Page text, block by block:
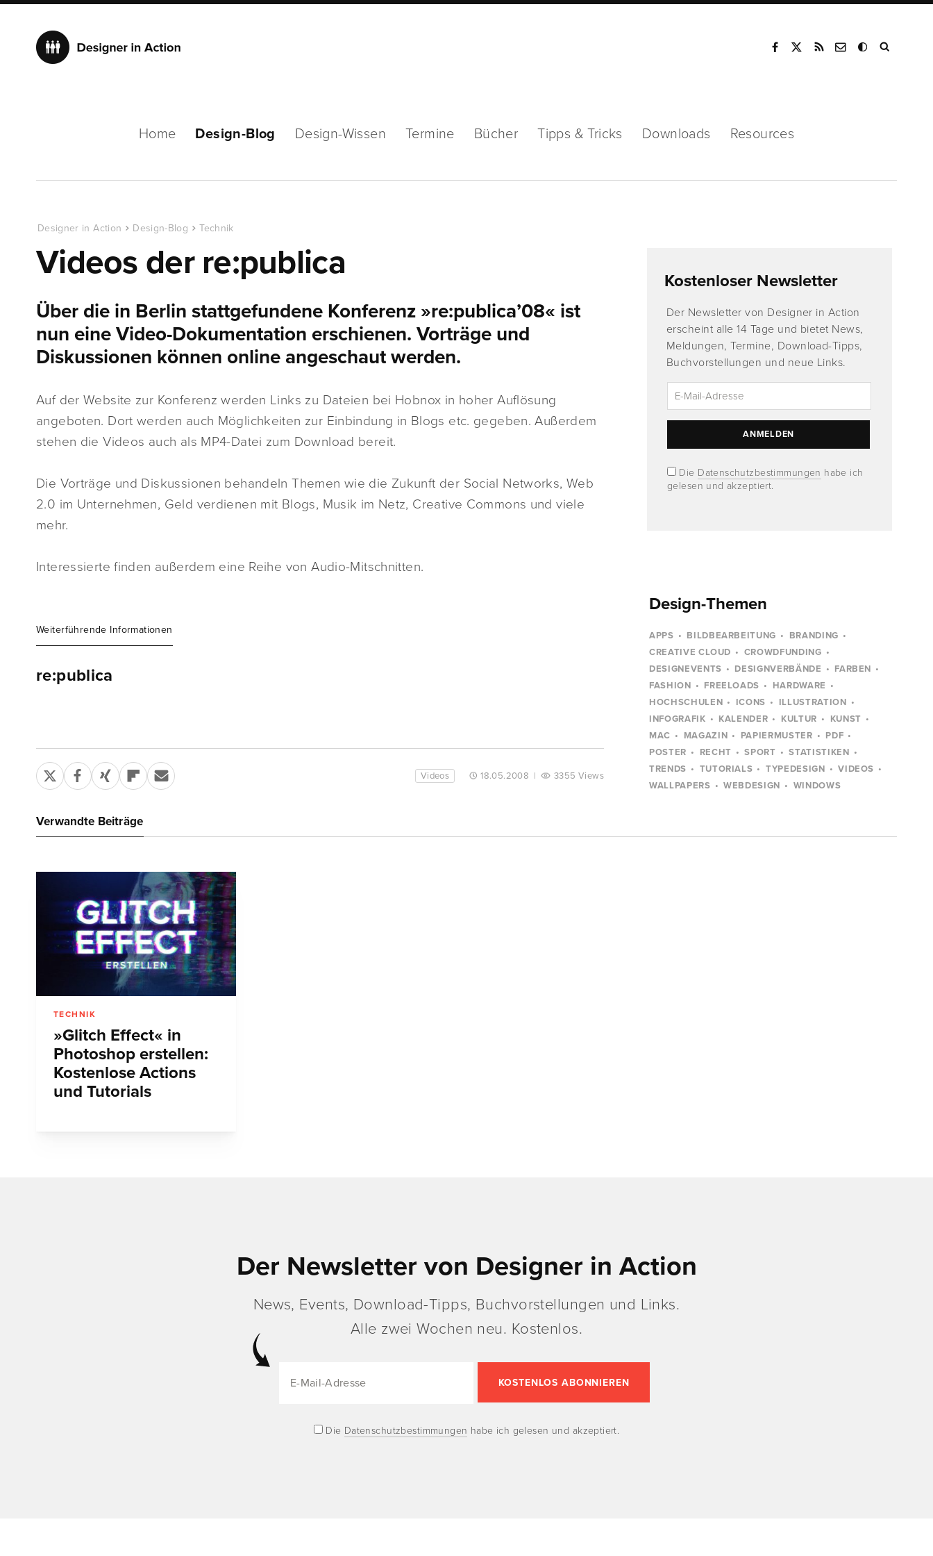
Home Design-Blog Design-Wissen Termine Bücher Tipps & Tricks Downloads Resources
Designer in Action Design-Blog Technik
Videos der re:publica
Über die in Berlin stattgefundene Konferenz »re:publica’08« ist
nun eine Video-Dokumentation erschienen. Vorträge und
Diskussionen können online angeschaut werden.
Auf der Website zur Konferenz werden Links zu Dateien bei Hobnox in hoher Auflösung
angeboten. Dort werden auch Möglichkeiten zur Einbindung in Blogs etc. gegeben. Außerdem
stehen die Videos auch als MP4-Datei zum Download bereit.
Die Vorträge und Diskussionen behandeln Themen wie die Zukunft der Social Networks, Web
2.0 im Unternehmen, Geld verdienen mit Blogs, Musik im Netz, Creative Commons und viele
mehr.
Interessierte finden außerdem eine Reihe von Audio-Mitschnitten.
Weiterführende Informationen
re:publica
Videos 18.05.2008 | 3355 Views
Kostenloser Newsletter
Der Newsletter von Designer in Action
erscheint alle 14 Tage und bietet News,
Meldungen, Termine, Download-Tipps,
Buchvorstellungen und neue Links.
Die Datenschutzbestimmungen habe ich
gelesen und akzeptiert.
Design-Themen
APPS BILDBEARBEITUNG
BRANDING
CREATIVE CLOUD
CROWDFUNDING
DESIGNEVENTS
DESIGNVERBÄNDE
FARBEN
FASHION
FREELOADS
HARDWARE
HOCHSCHULEN
ICONS
ILLUSTRATION
INFOGRAFIK
KALENDER KULTUR
KUNST
MAC
MAGAZIN PAPIERMUSTER
PDF
POSTER
RECHT SPORT
STATISTIKEN
TRENDS
TUTORIALS TYPEDESIGN
VIDEOS
WALLPAPERS
WEBDESIGN WINDOWS
Verwandte Beiträge
TECHNIK
»Glitch Effect« in
Photoshop erstellen:
Kostenlose Actions
und Tutorials
Der Newsletter von Designer in Action
News, Events, Download-Tipps, Buchvorstellungen und Links.
Alle zwei Wochen neu. Kostenlos.
Die Datenschutzbestimmungen habe ich gelesen und akzeptiert.